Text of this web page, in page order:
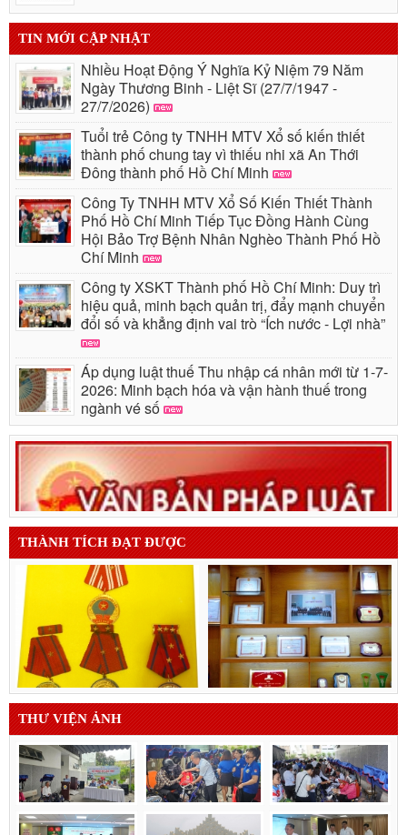
TIN MỚI CẬP NHẬT
Nhiều Hoạt Động Ý Nghĩa Kỷ Niệm 79 Năm
Ngày Thương Binh - Liệt Sĩ (27/7/1947 -
27/7/2026)
Tuổi trẻ Công ty TNHH MTV Xổ số kiến thiết
thành phố chung tay vì thiếu nhi xã An Thới
Đông thành phố Hồ Chí Minh
Công Ty TNHH MTV Xổ Số Kiến Thiết Thành
Phố Hồ Chí Minh Tiếp Tục Đồng Hành Cùng
Hội Bảo Trợ Bệnh Nhân Nghèo Thành Phố Hồ
Chí Minh
Công ty XSKT Thành phố Hồ Chí Minh: Duy trì
hiệu quả, minh bạch quản trị, đẩy mạnh chuyển
đổi số và khẳng định vai trò “Ích nước - Lợi nhà”
Áp dụng luật thuế Thu nhập cá nhân mới từ 1-7-
2026: Minh bạch hóa và vận hành thuế trong
ngành vé số
THÀNH TÍCH ĐẠT ĐƯỢC
THƯ VIỆN ẢNH